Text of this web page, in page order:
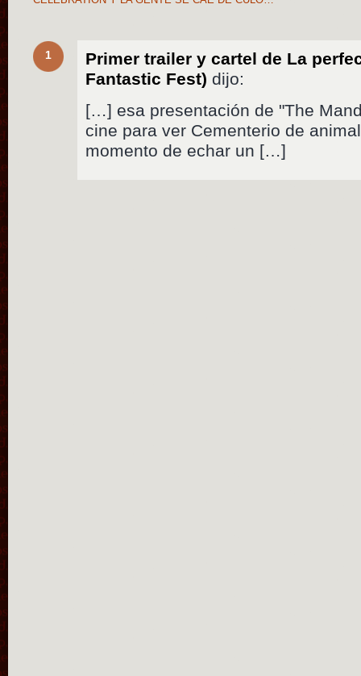
1
Primer trailer y cartel de La
Fantastic Fest) dijo:
[…] esa presentación de "The
cine para ver Cementerio de
momento de echar un […]